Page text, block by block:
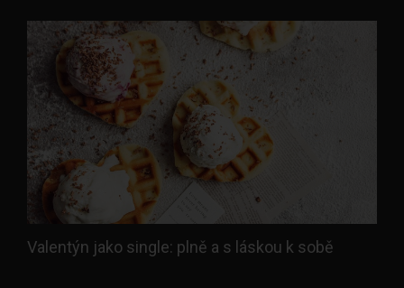
Valentýn jako single: plně a s láskou k sobě